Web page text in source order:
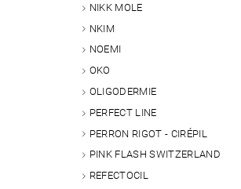
NIKK MOLE
NKIM
NOEMI
OKO
OLIGODERMIE
PERFECT LINE
PERRON RIGOT - CIRÉPIL
PINK FLASH SWITZERLAND
REFECTOCIL